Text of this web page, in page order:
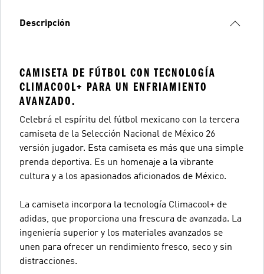
Descripción
CAMISETA DE FÚTBOL CON TECNOLOGÍA
CLIMACOOL+ PARA UN ENFRIAMIENTO
AVANZADO.
Celebrá el espíritu del fútbol mexicano con la tercera
camiseta de la Selección Nacional de México 26
versión jugador. Esta camiseta es más que una simple
prenda deportiva. Es un homenaje a la vibrante
cultura y a los apasionados aficionados de México.
La camiseta incorpora la tecnología Climacool+ de
adidas, que proporciona una frescura de avanzada. La
ingeniería superior y los materiales avanzados se
unen para ofrecer un rendimiento fresco, seco y sin
distracciones.